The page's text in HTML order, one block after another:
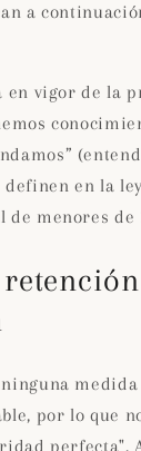
a
en vigor de la
en la
menores de
por lo que
perfecta".